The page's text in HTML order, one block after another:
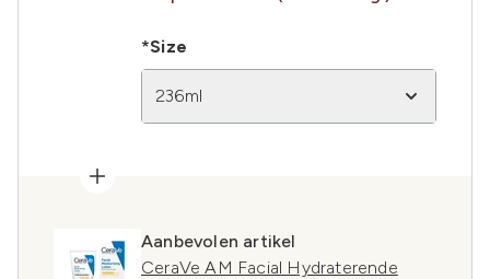
*Size
236ml
Aanbevolen artikel
CeraVe AM Facial Hydraterende